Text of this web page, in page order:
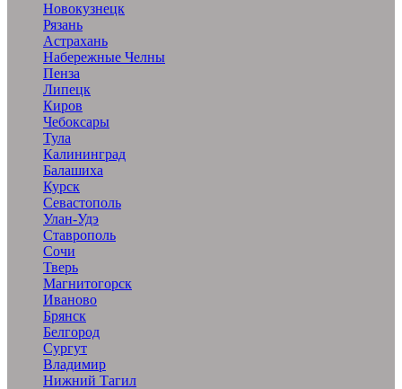
Новокузнецк
Рязань
Астрахань
Набережные Челны
Пенза
Липецк
Киров
Чебоксары
Тула
Калининград
Балашиха
Курск
Севастополь
Улан-Удэ
Ставрополь
Сочи
Тверь
Магнитогорск
Иваново
Брянск
Белгород
Сургут
Владимир
Нижний Тагил